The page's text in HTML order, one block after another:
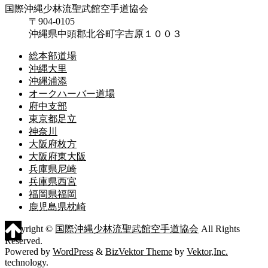
国際沖縄少林流聖武館空手道協会
〒904-0105
沖縄県中頭郡北谷町字吉原１００３
総本部道場
沖縄大里
沖縄浦添
オークハーバー道場
府中支部
東京都足立
神奈川
大阪府枚方
大阪府東大阪
兵庫県尼崎
兵庫県西宮
福岡県福岡
鹿児島県枕崎
Copyright © 国際沖縄少林流聖武館空手道協会 All Rights
Reserved.
Powered by WordPress & BizVektor Theme by Vektor,Inc.
technology.